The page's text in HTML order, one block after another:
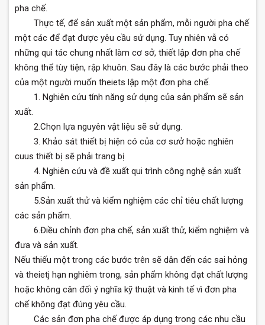
pha chế.
Thực tế, để sản xuất một sản phẩm, mỗi người pha chế
một các để đạt được yêu cầu sử dụng. Tuy nhiên vẫ có
những qui tác chung nhất làm cơ sở, thiết lập đơn pha chế
không thể tùy tiện, rập khuôn. Sau đây là các bước phải theo
của một người muốn theiets lập một đơn pha chế.
1. Nghiên cứu tính năng sử dụng của sản phẩm sẽ sản
xuất.
2.Chọn lựa nguyên vật liệu sẽ sử dụng.
3. Khảo sát thiết bị hiện có của cơ sưở hoặc nghiên
cuus thiết bị sẽ phải trang bị
4. Nghiên cứu và đề xuất qui trình công nghệ sản xuất
sản phẩm.
5.Sản xuất thử và kiểm nghiệm các chỉ tiêu chất lượng
các sản phẩm.
6.Điều chỉnh đơn pha chế, sản xuất thử, kiểm nghiệm và
đưa và sản xuất.
Nếu thiếu một trong các bước trên sẽ dân đến các sai hỏng
và theietj hạn nghiêm trong, sản phẩm không đạt chất lượng
hoặc không cân đối ý nghĩa kỹ thuật và kinh tế vì đơn pha
chế không đạt đúng yêu cầu.
Các sản đơn pha chế được áp dụng trong các nhu cầu